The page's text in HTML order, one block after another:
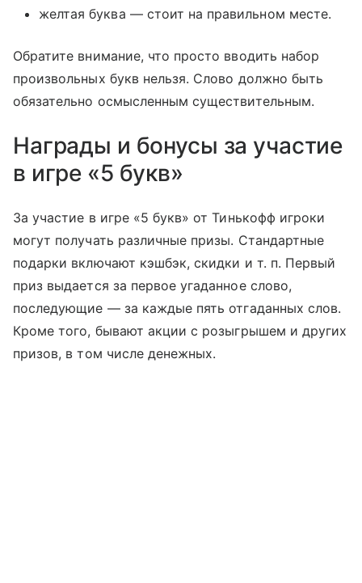
желтая буква — стоит на правильном месте.
Обратите внимание, что просто вводить набор
произвольных букв нельзя. Слово должно быть
обязательно осмысленным существительным.
Награды и бонусы за участие
в игре «5 букв»
За участие в игре «5 букв» от Тинькофф игроки
могут получать различные призы. Стандартные
подарки включают кэшбэк, скидки и т. п. Первый
приз выдается за первое угаданное слово,
последующие — за каждые пять отгаданных слов.
Кроме того, бывают акции с розыгрышем и других
призов, в том числе денежных.